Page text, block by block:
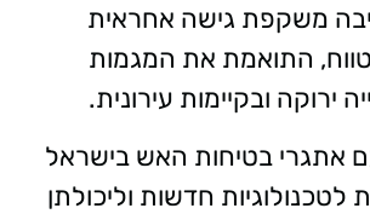
משקפת גישה אחראית
טווח, התואמת את המגמות
ירוקה ובקיימות עירונית.
אתגרי בטיחות האש בישראל
לטכנולוגיות חדשות וליכולתן